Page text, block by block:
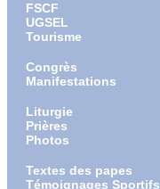
FSCF
UGSEL
Tourisme
Congrès
Manifestations
Liturgie
Prières
Photos
Textes des papes
Témoignages Sportifs